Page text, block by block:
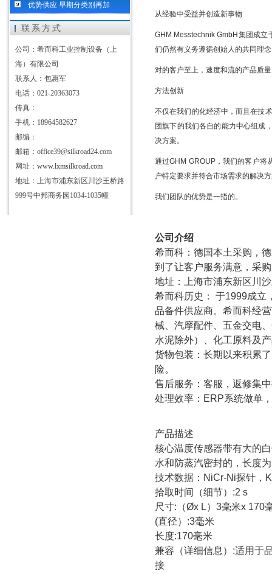
优势供应 早期分类别再加
联系方式
公司：希而科工业控制设备（上
海）有限公司
联系人：包惠军
电话：021-20363073
传真：
手机：18964582627
邮编：
邮箱：office39@silkroad24.com
网址： www.lxmsilkroad.com
地址：上海市浦东新区川沙王桥路
999号中邦商务园1034-1035幢
从经验中受益并创造新事物
GHM Messtechnik GmbH 集团成立
们仍然有义务遵循创始人的共同理
对的客户至上，速度和流的产品质
方法创新
不仅在我们的化经济中，而且在技
团旗下的我们各自的能力中心组成
决方案。
通过GHM GROUP，我们的客户将
户特定要求并符合市场需求的解决
我们团队的优势是一指的。
公司介绍
希而科：德国本土采购，
到了让客户服务满意，采
地址：上海市浦东新区川
希而科历史： 于1999成立
品备件供应商。希而科经
械、汽摩配件、五金交电
水泥除外）、化工原料及
货物包装：长期以来积累
险。
售后服务：客服，返修集
处理效率： ERP系统做单
产品描述
核心温度传感器带有大的
水和防蒸汽密封的，长度为
技术数据： NiCr-Ni探针， K
拾取时间（细节） :2 s
尺寸: （Øx L） 3毫米x 170
(直径） :3毫米
长度:170毫米
兼容（详细信息） :适用于
接